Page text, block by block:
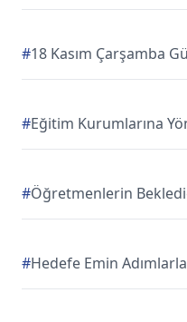
#18 Kasım Çarşamba
#Eğitim Kurumlarına
#Öğretmenlerin
#Hedefe Emin